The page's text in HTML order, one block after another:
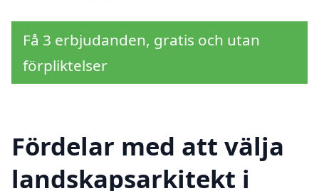
Få 3 erbjudanden, gratis och utan
förpliktelser
Fördelar med att välja
landskapsarkitekt i